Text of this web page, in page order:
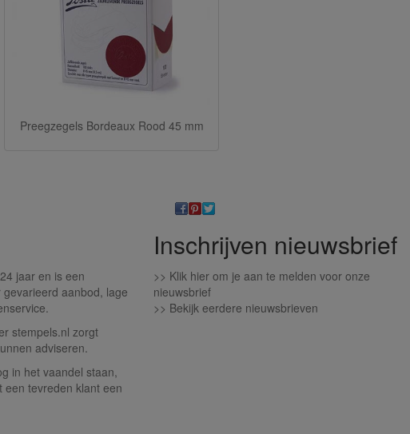
Preegzegels Bordeaux Rood 45 mm
jaar en is een
aanbod, lage
stempels.nl zorgt
adviseren.
in het vaandel staan,
een tevreden klant een
Inschrijven nieuwsbrief
>> Klik hier om je aan te melden voor onze
nieuwsbrief
>> Bekijk eerdere nieuwsbrieven